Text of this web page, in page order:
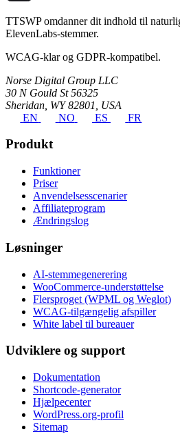
TTSWP omdanner dit indhold til
ElevenLabs-stemmer.
WCAG-klar og GDPR-kompatibel.
Norse Digital Group LLC
30 N Gould St 56325
Sheridan, WY 82801, USA
EN
NO ES FR
Produkt
Funktioner
Priser
Anvendelsesscenarier
Affiliateprogram
Ændringslog
Løsninger
AI-stemmegenerering
WooCommerce-understøttelse
Flersproget (WPML og Weglot)
WCAG-tilgængelig afspiller
White label til bureauer
Udviklere og support
Dokumentation
Shortcode-generator
Hjælpecenter
WordPress.org-profil
Sitemap